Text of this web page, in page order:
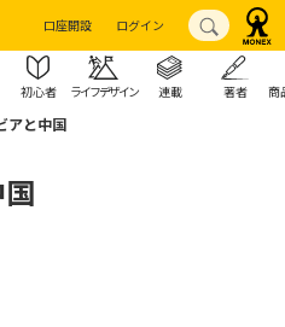
口座開設 ログイン
初心者 ライフデザイン 連載 著者 商
アと中国